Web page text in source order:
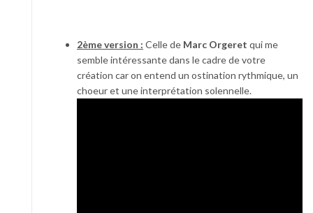
2ème version : Celle de Marc Orgeret qui me
semble intéressante dans le cadre de votre
création car on entend un ostination rythmique, un
choeur et une interprétation solennelle.